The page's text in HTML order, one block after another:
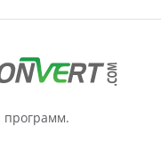
программ.